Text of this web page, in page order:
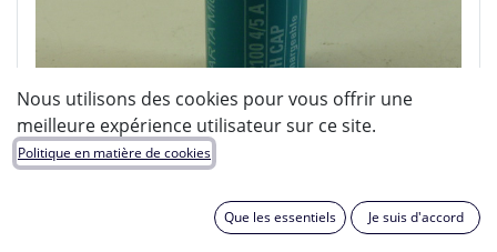
Nous utilisons des cookies pour vous offrir une
meilleure expérience utilisateur sur ce site.
Politique en matière de cookies
Que les essentiels Je suis d'accord